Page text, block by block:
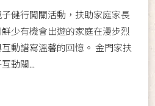
健行闖關活動，扶助家庭家長
少有機會出遊的家庭在漫步烈
動譜寫溫馨的回憶。 金門家扶
動關...